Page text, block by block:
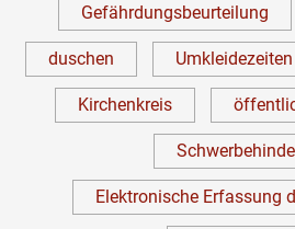
Gefährdungsbeurteilung
duschen Umkleidezeiten
Kirchenkreis
Elektronische Erfassung